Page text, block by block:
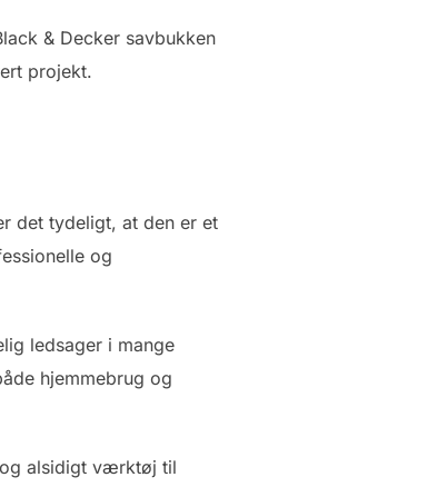
& Decker savbukken
projekt.
det tydeligt, at den er et
og
ledsager i mange
hjemmebrug og
og alsidigt værktøj til